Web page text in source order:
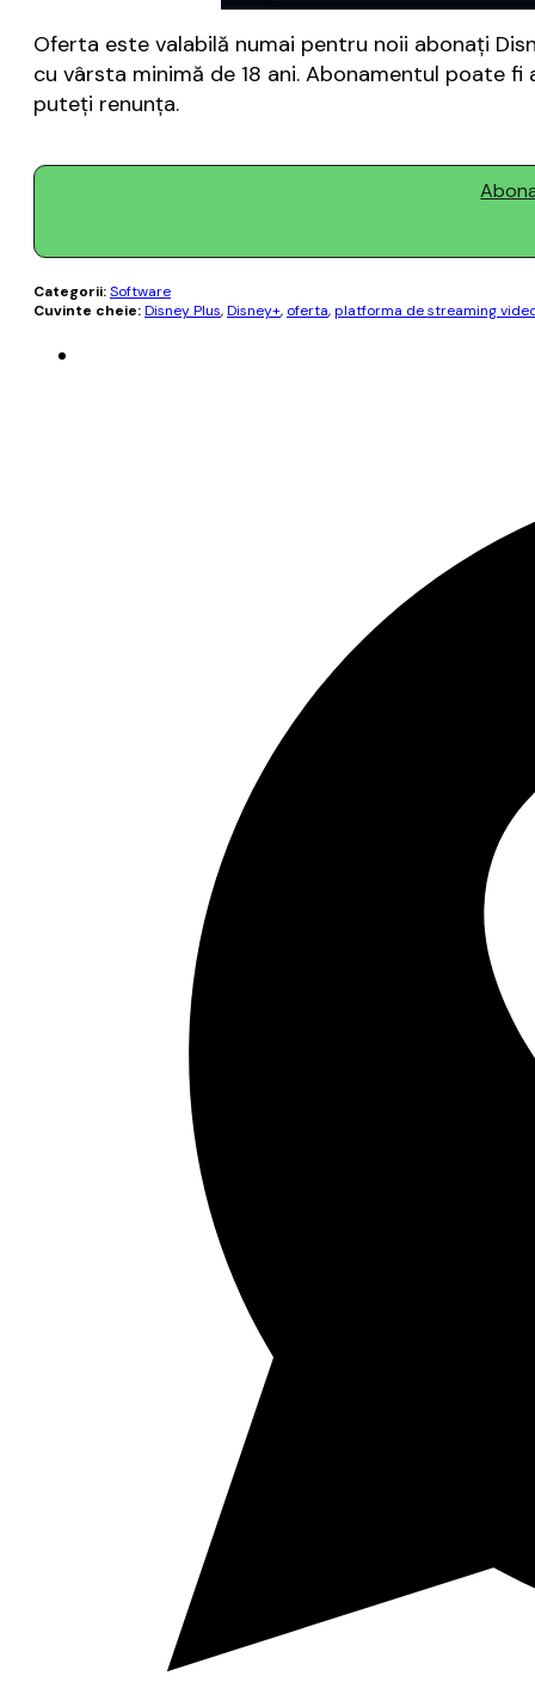
Oferta este valabilă numai pentru noii abonați
cu vârsta minimă de 18 ani. Abonamentul poate
puteţi renunţa.
Categorii:Software
Cuvinte cheie:Disney Plus,Disney+, oferta,platforma de streaming